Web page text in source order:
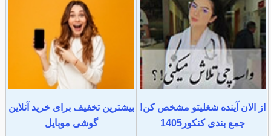
از الان آینده شغلیتو مشخص کن!
جمع بندی کنکور1405
بیشترین تخفیف برای خرید آنلاین
گوشی موبایل